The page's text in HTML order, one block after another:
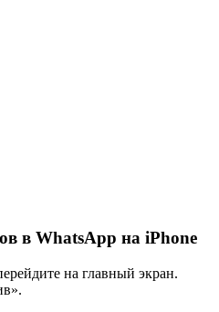
в WhatsApp на iPhone
на главный экран.